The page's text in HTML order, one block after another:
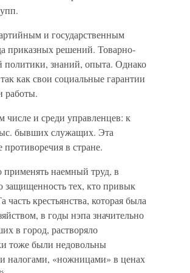
и государственным
приказных решений. Товарно-
политики, знаний, опыта. Однако
как свои социальные гарантии
работы.
числе и среди управленцев: к
бывших служащих. Эта
в стране.
применять наемный труд, в
защищенность тех, кто привык
крестьянства, которая была
в годы нэпа значительно
в город, растворяло
тоже были недовольны
налогами, «ножницами» в ценах